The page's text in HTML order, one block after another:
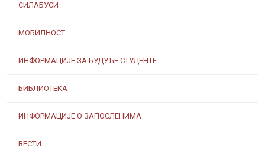
СИЛАБУСИ
МОБИЛНОСТ
ИНФОРМАЦИЈЕ ЗА БУДУЋЕ СТУДЕНТЕ
БИБЛИОТЕКА
ИНФОРМАЦИЈЕ О ЗАПОСЛЕНИМА
ВЕСТИ